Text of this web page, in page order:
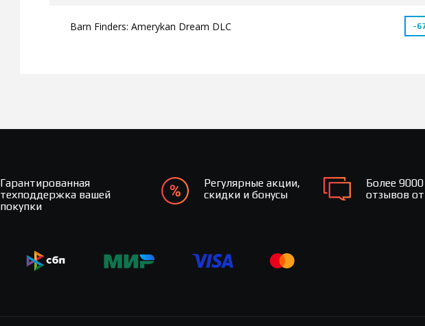
Barn Finders: Amerykan Dream DLC -
Гарантированная
техподдержка вашей
покупки
Регулярные акции,
скидки и бонусы
Более
отзывов